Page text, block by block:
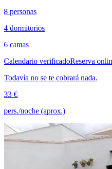
8 personas
4 dormitorios
6 camas
Calendario verificadoReserva
Todavía no se te cobrará nada.
33 €
pers./noche (aprox.)